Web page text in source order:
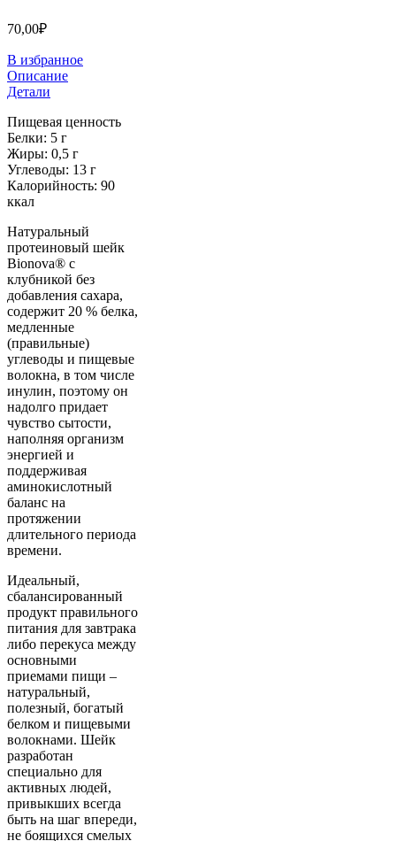
70,00₽
В избранное
Описание
Детали
Пищевая ценность
Белки: 5 г
Жиры: 0,5 г
Углеводы: 13 г
Калорийность: 90
ккал
Натуральный
протеиновый шейк
Bionova® с
клубникой без
добавления сахара,
содержит 20 % белка,
медленные
(правильные)
углеводы и пищевые
волокна, в том числе
инулин, поэтому он
надолго придает
чувство сытости,
наполняя организм
энергией и
поддерживая
аминокислотный
баланс на
протяжении
длительного периода
времени.
Идеальный,
сбалансированный
продукт правильного
питания для завтрака
либо перекуса между
основными
приемами пищи –
натуральный,
полезный, богатый
белком и пищевыми
волокнами. Шейк
разработан
специально для
активных людей,
привыкших всегда
быть на шаг впереди,
не боящихся смелых